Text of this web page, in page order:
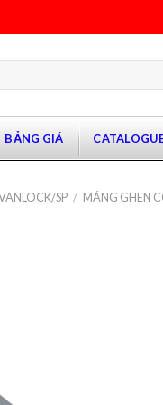
BẢNG GIÁ
SP / MÁNG GHEN